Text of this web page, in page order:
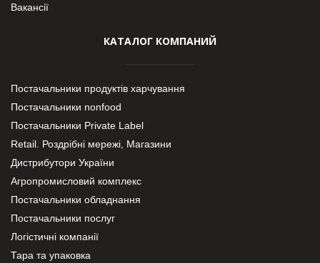
Вакансії
КАТАЛОГ КОМПАНИЙ
Постачальники продуктів харчування
Постачальники nonfood
Постачальники Private Label
Retail. Роздрібні мережі, Магазини
Дистрибутори України
Агропромисловий комплекс
Постачальники обладнання
Постачальники послуг
Логістичні компанії
Тара та упаковка